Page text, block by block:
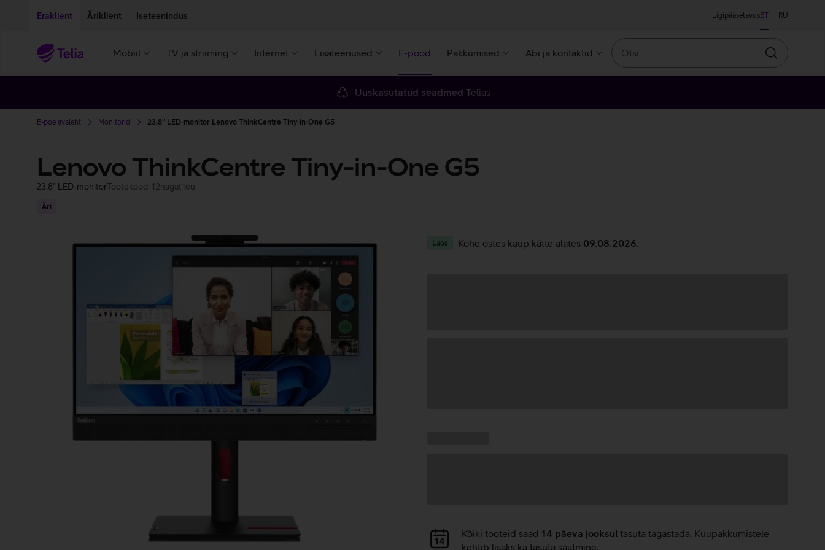
Eraklient Äriklient Iseteenindus LigipääsetavusET RU
Mobiil TV ja striiming Internet Lisateenused E-pood Pakkumised Abi ja kontaktid
Otsin
Uuskasutatud seadmed Telias
E-poe avaleht Monitorid 23,8" LED-monitor Lenovo ThinkCentre Tiny-in-One G5
Lenovo ThinkCentre Tiny-in-One G5
23,8" LED-monitorTootekood: 12nagat1eu
Äri
Laos Kohe ostes kaup kätte alates 09.08.2026
Andmete
laadimine
Kõiki tooteid saad 14 päeva jooksul tasuta tagastada. Kuupakkumistele
kehtib lisaks ka tasuta saatmine.